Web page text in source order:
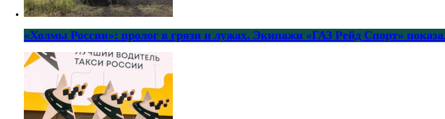
«Холмы России»: пролог в грязи и лужах. Экипажи «ГАЗ Рейд Спорт»